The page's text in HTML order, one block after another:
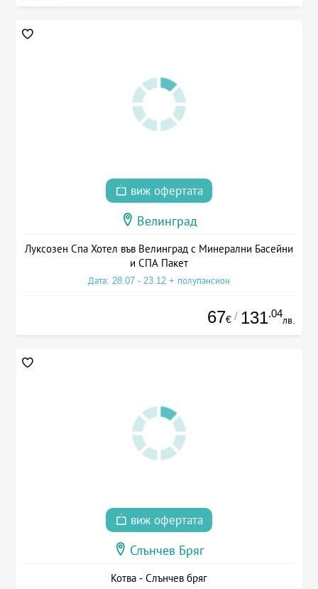
виж офертата
Велинград
Луксозен Спа Хотел във Велинград с Минерални Басейни
и СПА Пакет
Дата: 28.07 - 23.12 + полупансион
67€ / 131.04
лв.
виж офертата
Слънчев Бряг
Котва - Слънчев бряг